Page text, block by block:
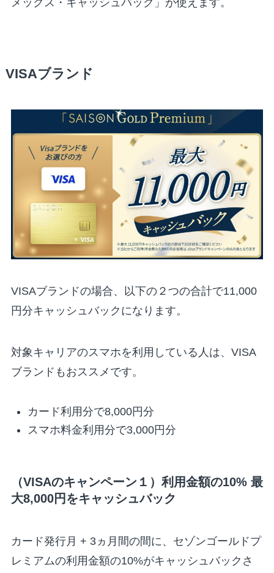
メックス・キャッシュバック」が使えます。
VISAブランド
VISAブランドの場合、以下の２つの合計で11,000
円分キャッシュバックになります。
対象キャリアのスマホを利用している人は、VISA
ブランドもおススメです。
カード利用分で8,000円分
スマホ料金利用分で3,000円分
（VISAのキャンペーン１）利用金額の10% 最
大8,000円をキャッシュバック
カード発行月 + 3ヵ月間の間に、セゾンゴールドプ
レミアムの利用金額の10%がキャッシュバックさ